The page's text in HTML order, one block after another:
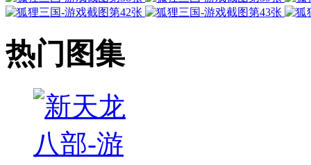
热门图集